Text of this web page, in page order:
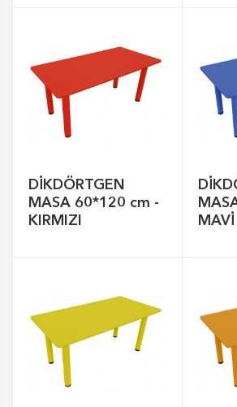
DİKDÖRTGEN
MASA 60*120 cm -
KIRMIZI
MAVİ